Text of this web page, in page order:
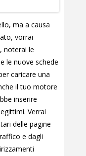
ma a causa
vorrai
noterai le
le nuove schede
caricare una
il tuo motore
inserire
Verrai
delle pagine
e dagli